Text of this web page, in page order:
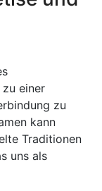
zu einer
zu
kann
Traditionen
uns als